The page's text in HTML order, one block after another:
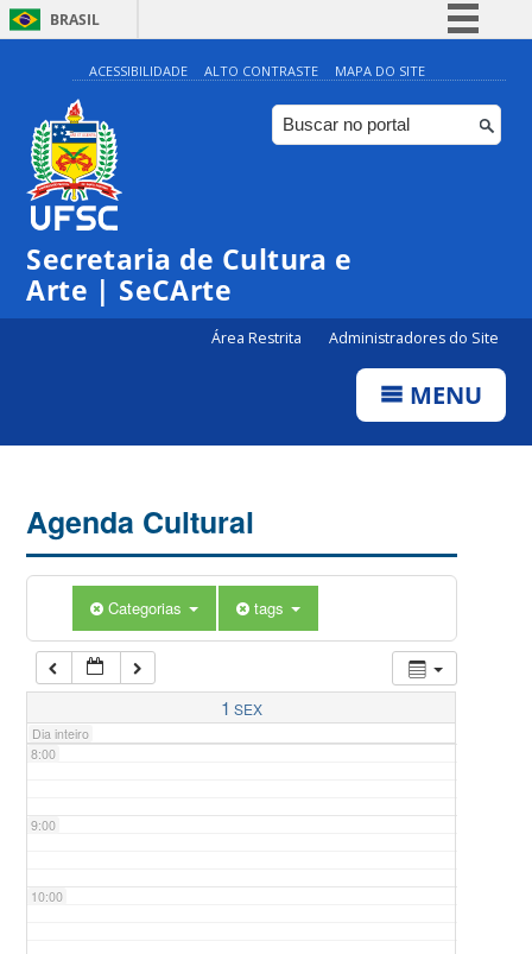
BRASIL
Simplifique!
Comunica BR
Participe
ACESSIBILIDADE ALTO CONTRASTE MAPA DO SITE
Secretaria de Cultura e
Arte | SeCArte
Área Restrita Administradores do Site
MENU
Agenda Cultural
Categorias tags
1 SEX
Dia inteiro
0:00
1:00
5:00
7:00
8:00
9:00
10:00